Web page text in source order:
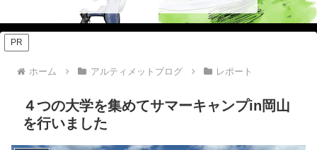
PR
ホーム アルティメットブログ レポート
４つの大学を集めてサマーキャンプin岡山
を行いました